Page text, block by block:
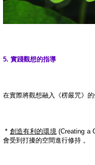
5. 實踐觀想的指導
在實際將觀想融入《楞嚴咒》
* 創造有利的環境 (Creating a
會受到打擾的空間進行修持 。